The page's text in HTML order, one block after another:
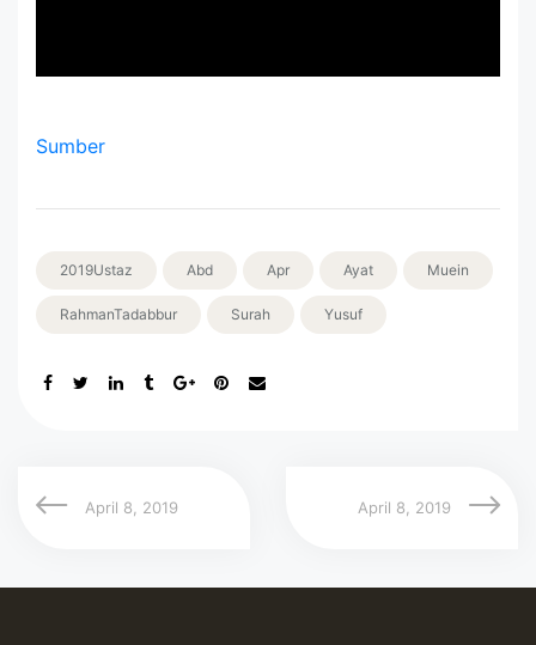
Sumber
2019Ustaz Abd Apr Ayat Muein
RahmanTadabbur Surah Yusuf
April 8, 2019 April 8, 2019